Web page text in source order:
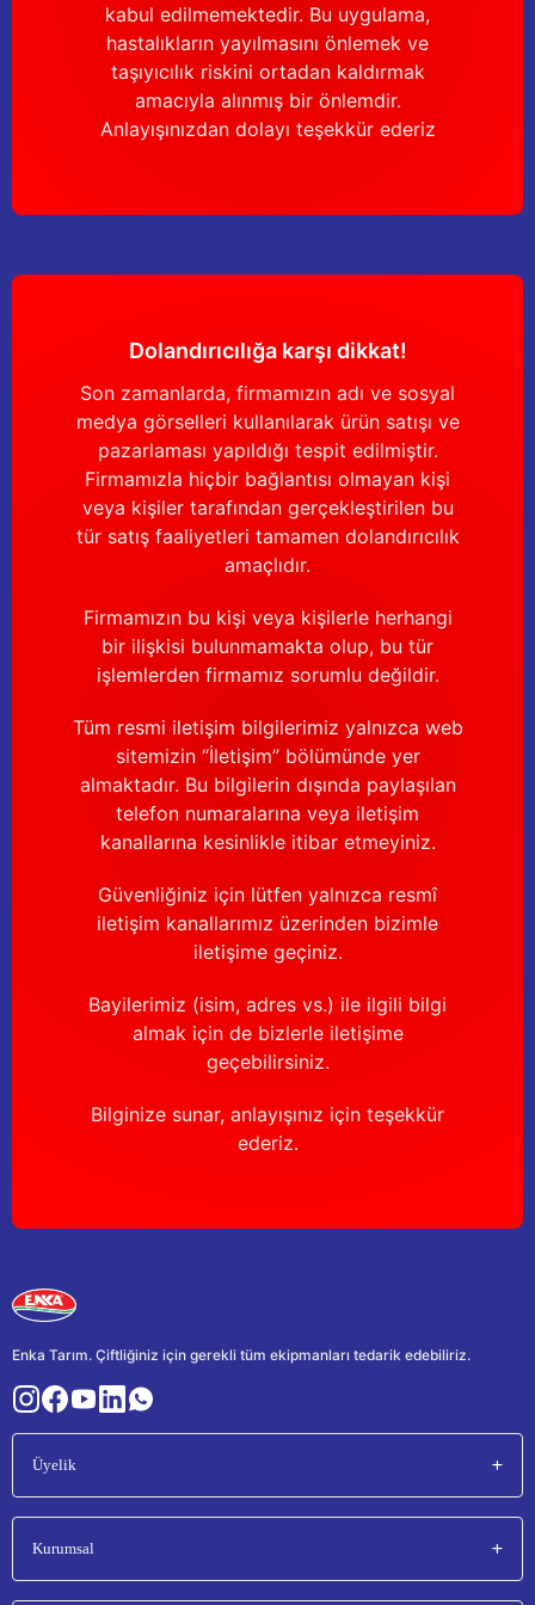
kabul edilmemektedir. Bu uygulama,
hastalıkların yayılmasını önlemek ve
taşıyıcılık riskini ortadan kaldırmak
amacıyla alınmış bir önlemdir.
Anlayışınızdan dolayı teşekkür ederiz
Dolandırıcılığa karşı dikkat!
Son zamanlarda, firmamızın adı ve sosyal
medya görselleri kullanılarak ürün satışı ve
pazarlaması yapıldığı tespit edilmiştir.
Firmamızla hiçbir bağlantısı olmayan kişi
veya kişiler tarafından gerçekleştirilen bu
tür satış faaliyetleri tamamen dolandırıcılık
amaçlıdır.
Firmamızın bu kişi veya kişilerle herhangi
bir ilişkisi bulunmamakta olup, bu tür
işlemlerden firmamız sorumlu değildir.
Tüm resmi iletişim bilgilerimiz yalnızca web
sitemizin “İletişim” bölümünde yer
almaktadır. Bu bilgilerin dışında paylaşılan
telefon numaralarına veya iletişim
kanallarına kesinlikle itibar etmeyiniz.
Güvenliğiniz için lütfen yalnızca resmî
iletişim kanallarımız üzerinden bizimle
iletişime geçiniz.
Bayilerimiz (isim, adres vs.) ile ilgili bilgi
almak için de bizlerle iletişime
geçebilirsiniz.
Bilginize sunar, anlayışınız için teşekkür
ederiz.
Enka Tarım. Çiftliğiniz için gerekli tüm ekipmanları tedarik edebiliriz.
Üyelik
Kurumsal